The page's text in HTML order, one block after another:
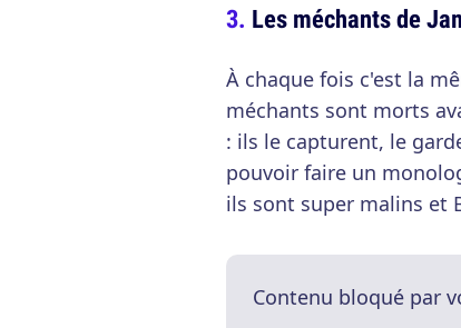
Les méchants de
À chaque fois c'est la
méchants sont morts
: ils le capturent, le
pouvoir faire un
ils sont super malins et
Contenu bloqué par